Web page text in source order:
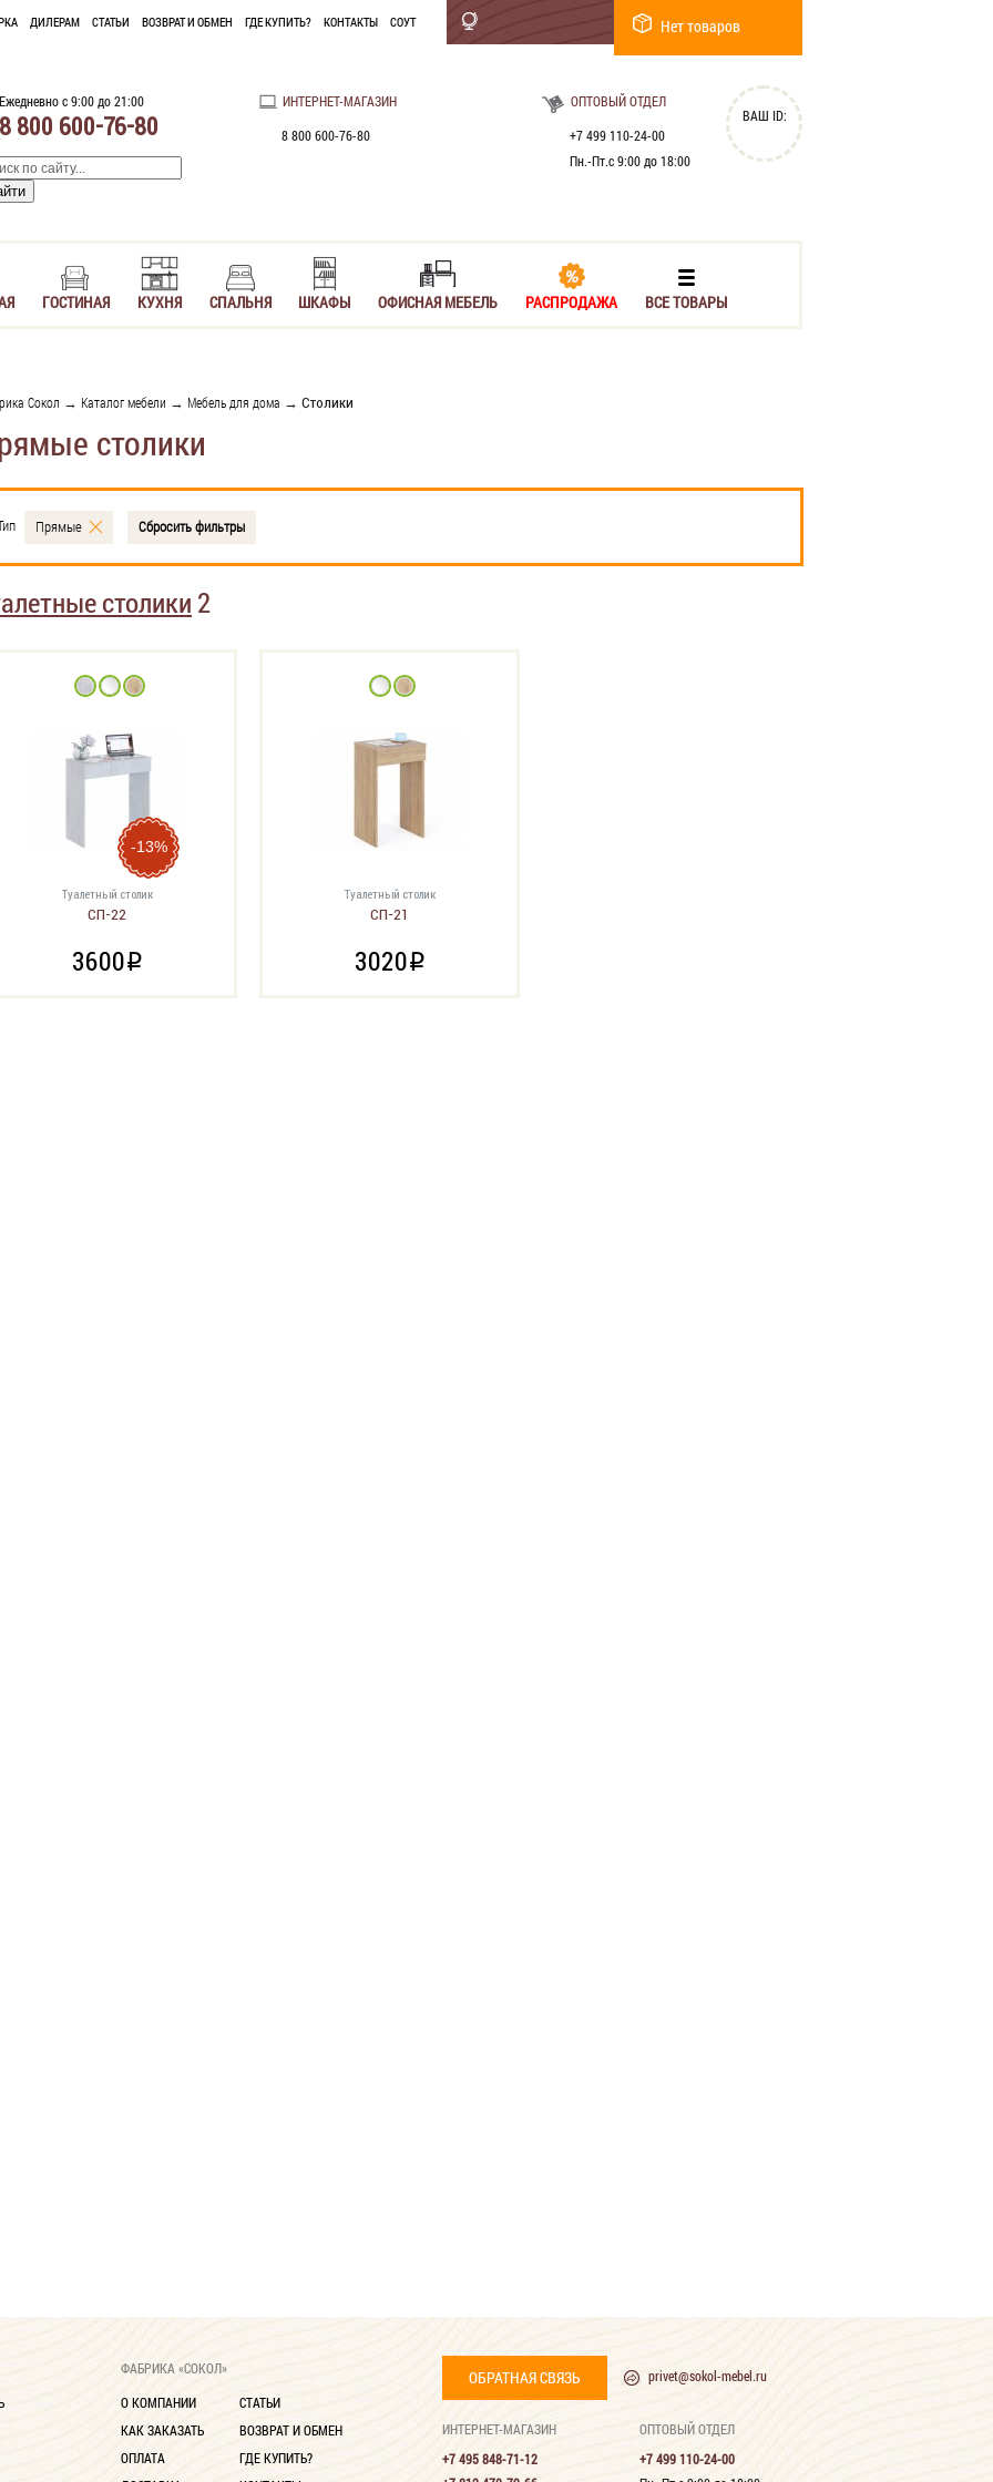
ДИЛЕРАМ СТАТЬИ ВОЗВРАТ И ОБМЕН ГДЕ КУПИТЬ? КОНТАКТЫ СОУТ Нет товаров
Ежедневно с 9:00 до 21:00
8 800 600-76-80
ИНТЕРНЕТ-МАГАЗИН
8 800 600-76-80
ОПТОВЫЙ ОТДЕЛ
+7 499 110-24-00
Пн.-Пт.с 9:00 до 18:00
ВАШ ID:
ГОСТИНАЯ КУХНЯ СПАЛЬНЯ ШКАФЫ ОФИСНАЯ МЕБЕЛЬ РАСПРОДАЖА ВСЕ ТОВАРЫ
Сокол → Каталог мебели → Мебель для дома → Столики
столики
Прямые Сбросить фильтры
столики 2
-13%
Туалетный столик
СП-22
3600i
Туалетный столик
СП-21
3020i
ФАБРИКА «СОКОЛ»
О КОМПАНИИ
КАК ЗАКАЗАТЬ
ОПЛАТА
СТАТЬИ
ВОЗВРАТ И ОБМЕН
ГДЕ КУПИТЬ?
ОБРАТНАЯ СВЯЗЬ privet@sokol-mebel.ru
ИНТЕРНЕТ-МАГАЗИН
+7 495 848-71-12
ОПТОВЫЙ ОТДЕЛ
+7 499 110-24-00